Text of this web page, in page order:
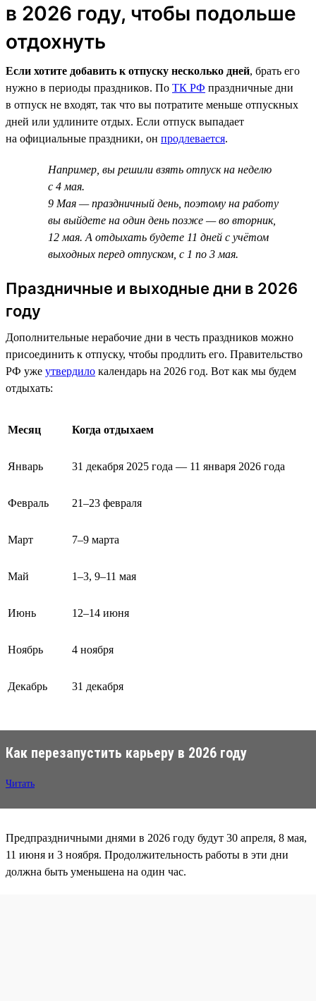
в 2026 году, чтобы подольше
отдохнуть
Если хотите добавить к отпуску несколько дней, брать его
нужно в периоды праздников. По ТК РФ праздничные дни
в отпуск не входят, так что вы потратите меньше отпускных
дней или удлините отдых. Если отпуск выпадает
на официальные праздники, он продлевается.
Например, вы решили взять отпуск на неделю
с 4 мая.
9 Мая — праздничный день, поэтому на работу
вы выйдете на один день позже — во вторник,
12 мая. А отдыхать будете 11 дней с учётом
выходных перед отпуском, с 1 по 3 мая.
Праздничные и выходные дни в 2026
году
Дополнительные нерабочие дни в честь праздников можно
присоединить к отпуску, чтобы продлить его. Правительство
РФ уже утвердило календарь на 2026 год. Вот как мы будем
отдыхать:
Месяц Когда отдыхаем
Январь 31 декабря 2025 года — 11 января 2026 года
Февраль 21–23 февраля
Март 7–9 марта
Май 1–3, 9–11 мая
Июнь 12–14 июня
Ноябрь 4 ноября
Декабрь 31 декабря
Как перезапустить карьеру в 2026 году
Читать
Предпраздничными днями в 2026 году будут 30 апреля, 8 мая,
11 июня и 3 ноября. Продолжительность работы в эти дни
должна быть уменьшена на один час.